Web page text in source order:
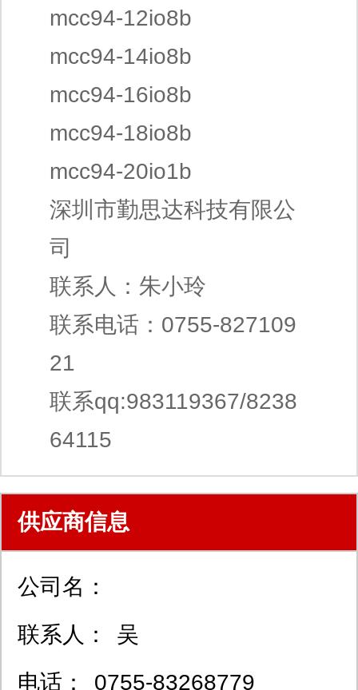
mcc94-12io8b
mcc94-14io8b
mcc94-16io8b
mcc94-18io8b
mcc94-20io1b
深圳市勤思达科技有限公
司
联系人：朱小玲
联系电话：0755-827109
21
联系qq:983119367/8238
64115
供应商信息
公司名：
联系人：
吴
电话：
0755-83268779